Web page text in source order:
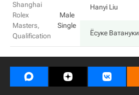
Shanghai
Rolex
Masters,
Qualification
Male
Single
Hanyi Liu
Ёсуке Ватануки